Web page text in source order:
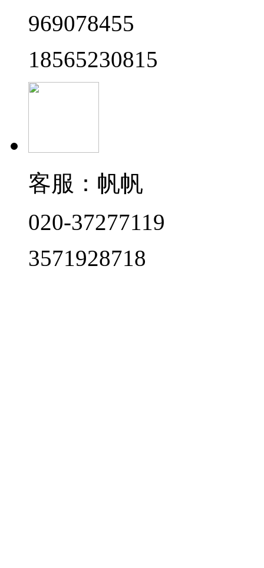
969078455
18565230815
客服：帆帆
020-37277119
3571928718